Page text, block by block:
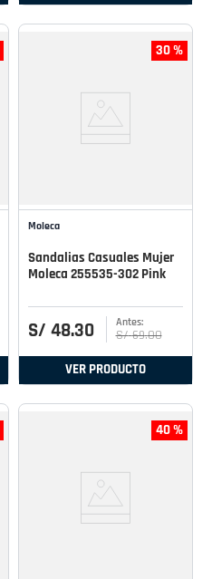
30 %
Moleca
Sandalias Casuales Mujer
Moleca 255535-302 Pink
S/ 48.30 S/ 69.00
VER PRODUCTO
40 %